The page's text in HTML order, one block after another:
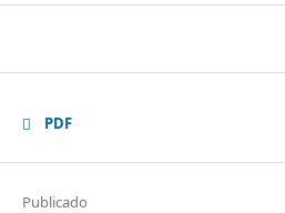
PDF
Publicado